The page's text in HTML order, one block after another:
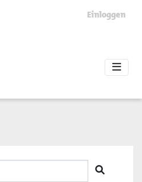
Einloggen